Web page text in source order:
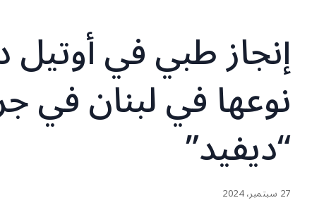
إنجاز طبي في
نوعها في لبنان في
“ديفيد”
27 سبتمبر، 2024